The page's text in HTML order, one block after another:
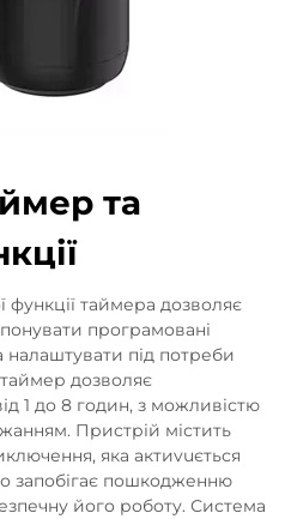
та
функції таймера дозволяє
програмовані
під потреби
дозволяє
1 до 8 годин, з можливістю
Пристрій містить
яка актиvuється
запобігає пошкодженню
його роботу. Система